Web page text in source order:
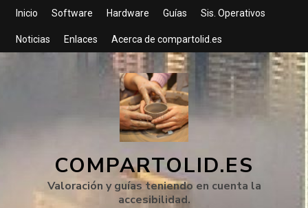
Inicio Software Hardware Guías Sis. Operativos
Noticias Enlaces Acerca de compartolid.es
COMPARTOLID.ES
Valoración y guías teniendo en cuenta la
accesibilidad.